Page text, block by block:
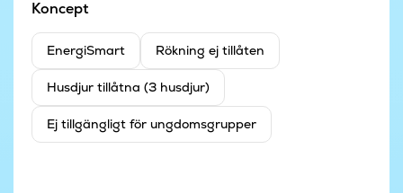
Koncept
EnergiSmart Rökning ej tillåten
Husdjur tillåtna (3 husdjur)
Ej tillgängligt för ungdomsgrupper